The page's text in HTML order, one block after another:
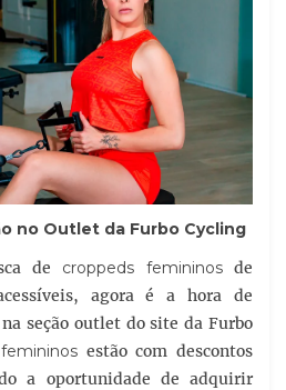
no Outlet da Furbo Cycling
de croppeds femininosde
agora é a hora de
seção outlet do site da Furbo
estão com descontos
a oportunidade de adquirir